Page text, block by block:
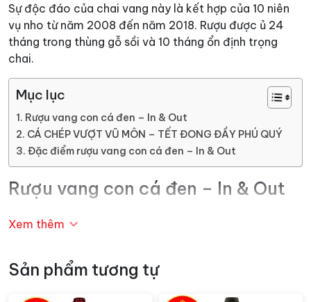
Sự độc đáo của chai vang này là kết hợp của 10 niên
vụ nho từ năm 2008 đến năm 2018. Rượu được ủ 24
tháng trong thùng gỗ sồi và 10 tháng ổn định trọng
chai.
Mục lục
Rượu vang con cá đen – In & Out
CÁ CHÉP VƯỢT VŨ MÔN – TẾT ĐONG ĐẦY PHÚ QUÝ
Đặc điểm rượu vang con cá đen – In & Out
Rượu vang con cá đen – In & Out
Tinh hoa từ những gốc
Trải qua 24 tháng ngâm ủ trong thùng gỗ sồi và 10
Xem thêm
Sản phẩm tương tự